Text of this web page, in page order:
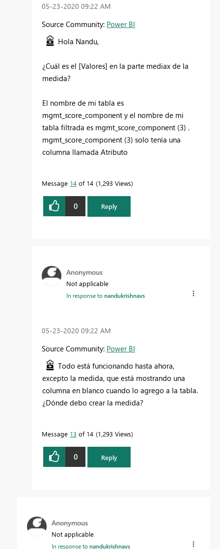
‎05-23-2020 09:22 AM
Source Community: Power BI
Hola Nandu,
¿Cuál es el [Valores] en la parte mediax de la
medida?
El nombre de mi tabla es
mgmt_score_component y el nombre de mi
tabla filtrada es mgmt_score_component (3) .
mgmt_score_component (3) solo tenía una
columna llamada Atributo
Message 14 of 14 1,293 Views
0 Reply
Anonymous
Not applicable
In response tonandukrishnavs
‎05-23-2020 09:22 AM
Source Community: Power BI
Todo está funcionando hasta ahora,
excepto la medida, que está mostrando una
columna en blanco cuando lo agrego a la tabla.
¿Dónde debo crear la medida?
Message 13 of 14 1,293 Views
0 Reply
Anonymous
Not applicable
In response tonandukrishnavs